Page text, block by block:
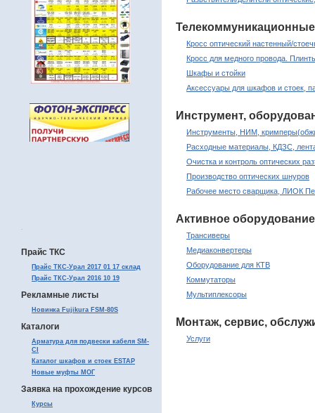
.
Прайс ТКС
Прайс ТКС-Урал 2017 01 17 склад
Прайс ТКС-Урал 2016 10 19
Рекламные листы
Новинка Fujikura FSM-80S
Каталоги
Арматура для подвески кабеля SM-
CI
Каталог шкафов и стоек ESTAP
Новые муфты МОГ
Заявка на прохождение курсов
Курсы
Кросс оптический настенный/
Кросс для медного провода.
Шкафы и стойки
Аксессуары для шкафов и стоек,
Инструмент,
Инструменты, НИМ,
Расходные материалы, КДЗС,
Очистка и контроль оптических
Производство оптических шнуров
Рабочее место сварщика, ЛИОК
Активное оборудование
Трансиверы
Медиаконвертеры
Оборудование для КТВ
Коммутаторы
Мультиплексоры
Монтаж, сервис,
Услуги